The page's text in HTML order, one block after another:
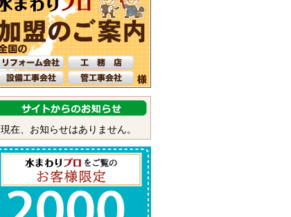
現在、お知らせはありません。